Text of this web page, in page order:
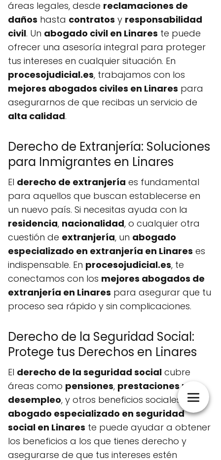
áreas legales, desde reclamaciones de
daños hasta contratos y responsabilidad
civil. Un abogado civil en Linares te puede
ofrecer una asesoría integral para proteger
tus intereses en cualquier situación. En
procesojudicial.es, trabajamos con los
mejores abogados civiles en Linares para
asegurarnos de que recibas un servicio de
alta calidad.
Derecho de Extranjería: Soluciones
para Inmigrantes en Linares
El derecho de extranjería es fundamental
para aquellos que buscan establecerse en
un nuevo país. Si necesitas ayuda con la
residencia, nacionalidad, o cualquier otra
cuestión de extranjería, un abogado
especializado en extranjería en Linares es
indispensable. En procesojudicial.es, te
conectamos con los mejores abogados de
extranjería en Linares para asegurar que tu
proceso sea rápido y sin complicaciones.
Derecho de la Seguridad Social:
Protege tus Derechos en Linares
El derecho de la seguridad social cubre
áreas como pensiones, prestaciones por
desempleo, y otros beneficios sociales. Un
abogado especializado en seguridad
social en Linares te puede ayudar a obtener
los beneficios a los que tienes derecho y
asegurarse de que tus intereses estén